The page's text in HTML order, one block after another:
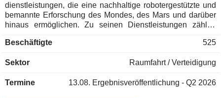
dienstleistungen, die eine nachhaltige robotergestützte und
bemannte Erforschung des Mondes, des Mars und darüber
hinaus ermöglichen. Zu seinen Dienstleistungen zählen
„Infrastructure as a Service“. Seine Transportdienste
wie Satelliten, wissenschaftlichen Instrumenten und Fracht
Mitfahrgelegenheiten und den Zugang zur Mondoberfläche.
Beschäftigte 525
Sektor Raumfahrt / Verteidigung
Termine 13.08. Ergebnisveröffentlichung - Q2 2026